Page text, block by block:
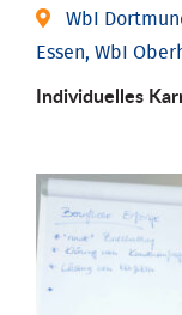
WbI
Essen, WbI
Individu­elles